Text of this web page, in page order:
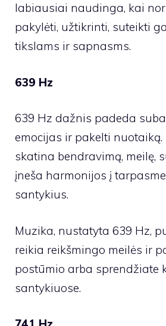
labiausiai naudinga, kai
pakylėti, užtikrinti, suteikti
tikslams ir sapnasms.
639 Hz
639 Hz dažnis padeda
emocijas ir pakelti
skatina bendravimą, meilę,
įneša harmonijos į
santykius.
Muzika, nustatyta 639 Hz,
reikia reikšmingo meilės ir
postūmio arba sprendžiate
santykiuose.